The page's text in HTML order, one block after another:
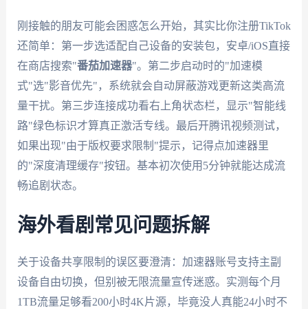
刚接触的朋友可能会困惑怎么开始，其实比你注册TikTok
还简单：第一步选适配自己设备的安装包，安卓/iOS直接
在商店搜索"番茄加速器"。第二步启动时的"加速模
式"选"影音优先"，系统就会自动屏蔽游戏更新这类高流
量干扰。第三步连接成功看右上角状态栏，显示"智能线
路"绿色标识才算真正激活专线。最后开腾讯视频测试，
如果出现"由于版权要求限制"提示，记得点加速器里
的"深度清理缓存"按钮。基本初次使用5分钟就能达成流
畅追剧状态。
海外看剧常见问题拆解
关于设备共享限制的误区要澄清：加速器账号支持主副
设备自由切换，但别被无限流量宣传迷惑。实测每个月
1TB流量足够看200小时4K片源，毕竟没人真能24小时不